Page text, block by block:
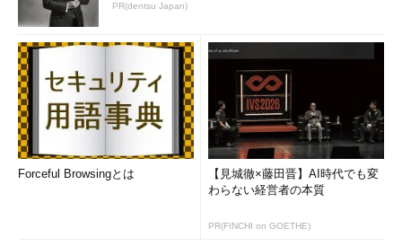
PR(dentsu Japan)
Forceful Browsingとは
【見城徹×藤田晋】AI時代でも変
わらない経営者の本質
PR(FINCHI on GOETHE)